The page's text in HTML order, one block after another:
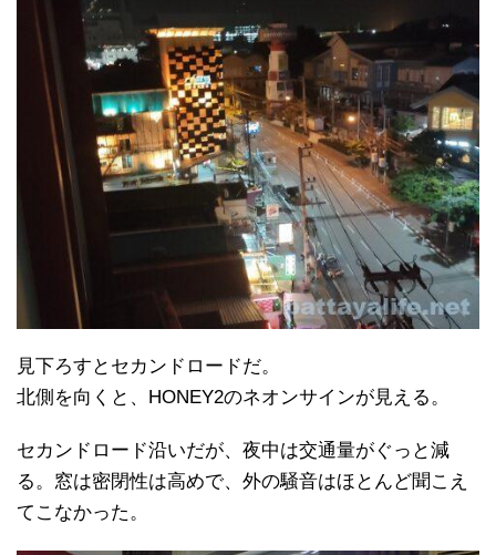
見下ろすとセカンドロードだ。
北側を向くと、HONEY2のネオンサインが見える。
セカンドロード沿いだが、夜中は交通量がぐっと減
る。窓は密閉性は高めで、外の騒音はほとんど聞こえ
てこなかった。